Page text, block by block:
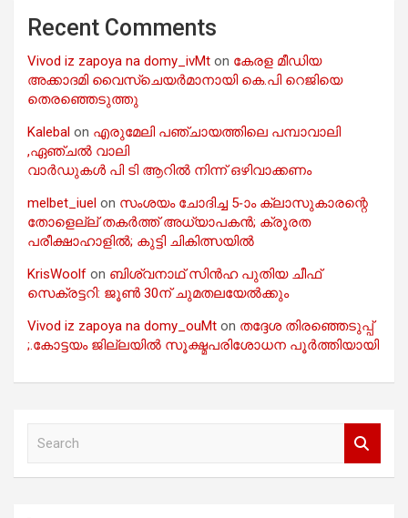
Recent Comments
Vivod iz zapoya na domy_ivMt on കേരള മീഡിയ
അക്കാദമി വൈസ്ചെയർമാനായി കെ.പി റെജിയെ
തെരഞ്ഞെടുത്തു
Kalebal on എരുമേലി പഞ്ചായത്തിലെ പമ്പാവാലി
,ഏഞ്ചൽ വാലി
വാർഡുകൾ പി ടി ആറിൽ നിന്ന് ഒഴിവാക്കണം
melbet_iuel on സംശയം ചോദിച്ച 5-ാം ക്ലാസുകാരന്റെ
തോളെല്ല് തകർത്ത് അധ്യാപകൻ; ക്രൂരത
പരീക്ഷാഹാളിൽ; കുട്ടി ചികിത്സയിൽ
KrisWoolf on ബിശ്വനാഥ് സിൻഹ പുതിയ ചീഫ്
സെക്രട്ടറി: ജൂൺ 30ന് ചുമതലയേൽക്കും
Vivod iz zapoya na domy_ouMt on തദ്ദേശ തിരഞ്ഞെടുപ്പ്
;.കോട്ടയം ജില്ലയിൽ സൂക്ഷ്മപരിശോധന പൂർത്തിയായി